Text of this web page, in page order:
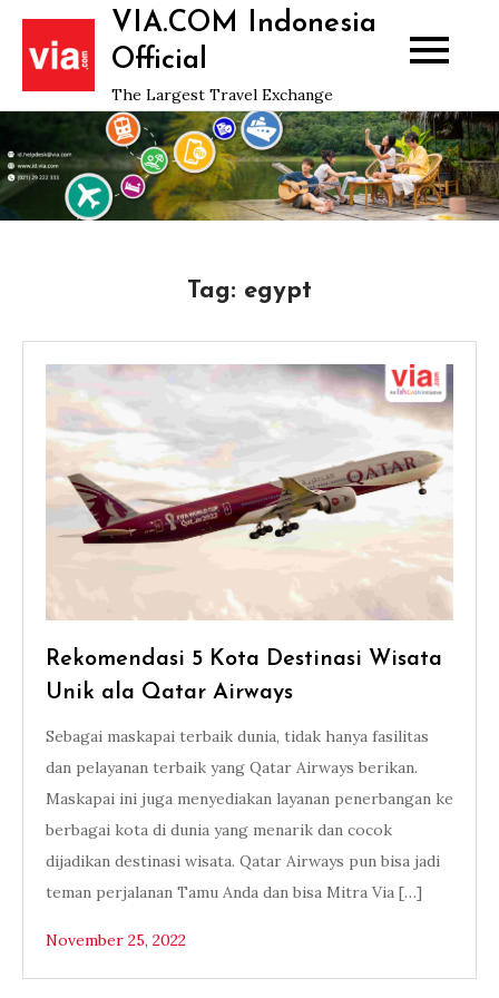
Skip
content
VIA.COM Indonesia
Official
The Largest Travel Exchange
Tag: egypt
Rekomendasi 5 Kota Destinasi Wisata
Unik ala Qatar Airways
Sebagai maskapai terbaik dunia, tidak hanya fasilitas
dan pelayanan terbaik yang Qatar Airways berikan.
Maskapai ini juga menyediakan layanan penerbangan ke
berbagai kota di dunia yang menarik dan cocok
dijadikan destinasi wisata. Qatar Airways pun bisa jadi
teman perjalanan Tamu Anda dan bisa Mitra Via […]
November 25, 2022